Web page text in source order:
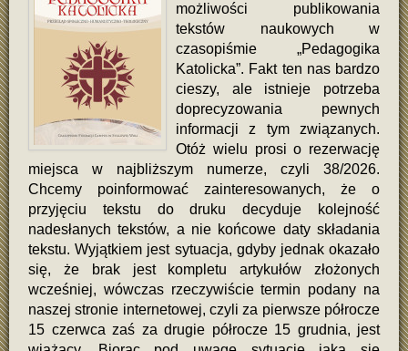
możliwości publikowania
tekstów naukowych w
czasopiśmie „Pedagogika
Katolicka”. Fakt ten nas bardzo
cieszy, ale istnieje potrzeba
doprecyzowania pewnych
informacji z tym związanych.
Otóż wielu prosi o rezerwację
miejsca w najbliższym numerze, czyli 38/2026.
Chcemy poinformować zainteresowanych, że o
przyjęciu tekstu do druku decyduje kolejność
nadesłanych tekstów, a nie końcowe daty składania
tekstu. Wyjątkiem jest sytuacja, gdyby jednak okazało
się, że brak jest kompletu artykułów złożonych
wcześniej, wówczas rzeczywiście termin podany na
naszej stronie internetowej, czyli za pierwsze półrocze
15 czerwca zaś za drugie półrocze 15 grudnia, jest